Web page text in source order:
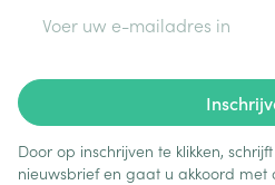
Door op inschrijven te klikken,
nieuwsbrief en gaat u akkoord met